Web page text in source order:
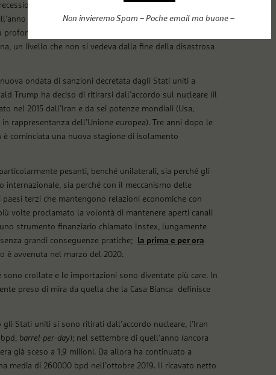
profonda. Il Prodotto interno lordo aveva
fiscale concluso il 20 marzo (secondo il Fondo
meno 9,5). L’inflazione aveva raggiunto il 41 per
un livello che non si vedeva dalla fine della disastrosa
ondata di sanzioni decretata dagli Stati uniti a
Trump ha deciso di ritirarsi dall’accordo sul nucleare (il
nel 2015 dall’Iran e da sei potenze mondiali (Usa,
in rappresentanza dell’Unione europea). Tre anni dopo le
è cominciata una nuova stagione di isolamento
pesanti, benché unilaterali, sia perché gli
internazionale, sia perché con il meccanismo delle
terzi che mantengono relazioni economiche con
volte proclamato la volontà di mantenere aperti canali
strumento finanziario chiamato Instex, lungamente
grandi conseguenze pratiche; la prima e per ora
è avvenuta nel marzo del 2020.
sono crollate e le importazioni sono diventate più care. In
preso di mira da quella che la Casa Bianca definisce
Stati uniti si sono ritirati dall’accordo nucleare, l’Iran
barrel-per-day); nel settembre di quell’anno (ancora
già sceso a 1,9 milioni. Da allora ha continuato a
media di 260000 bpd nell’ottobre 2019. Il ricavato netto
Non invieremo Spam – Poche email ma buone –